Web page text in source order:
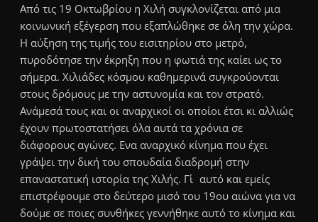
Από τις 19 Οκτωβρίου η Χιλή συγκλονίζεται από μια
κοινωνική εξέγερση που εξαπλώθηκε σε όλη την χώρα.
Η αύξηση της τιμής του εισιτηρίου στο μετρό,
πυροδότησε την έκρηξη που η φωτιά της καίει ως το
σήμερα. Χιλιάδες κόσμου καθημερινά συγκρούονται
στους δρόμους με την αστυνομία και τον στρατό.
Ανάμεσά τους και οι αναρχικοί οι οποίοι έτσι κι αλλιώς
έχουν πρωτοστατήσει όλα αυτά τα χρόνια σε
διάφορους αγώνες. Eνα αναρχικό κίνημα που έχει
γράψει την δική του σπουδαία διαδρομή στην
επαναστατική ιστορία της Χιλής. Γι΄αυτό και εμείς
επιστρέφουμε στο δεύτερο μισό του 19ου αιώνα για να
δούμε σε ποιες συνθήκες γεννήθηκε αυτό το κίνημα και